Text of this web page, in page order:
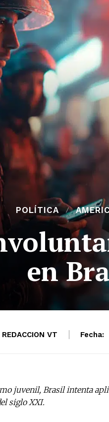
POLÍTICA
en
REDACCION VT Fecha:
juvenil, Brasil intenta
siglo XXI.